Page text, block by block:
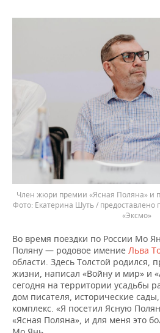
Член жюри премии «Ясная Поляна» и
Екатерина Шуть / предоставлено
«Эксмо»
Во время поездки по России Мо
Поляну — родовое имение Льва
области. Здесь Толстой родился,
жизни, написал «Войну и мир» и
сегодня на территории усадьбы
дом писателя, исторические
комплекс. «Я посетил Ясную
«Ясная Поляна», и для меня это